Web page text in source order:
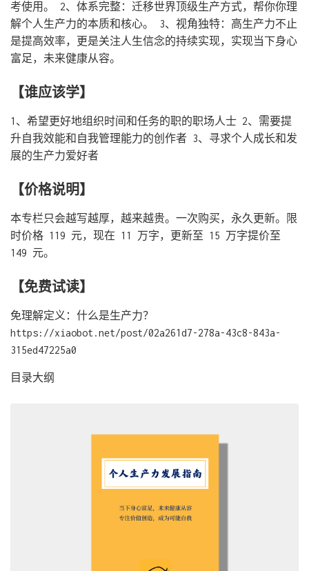
考使用。 2、体系完整：迁移世界顶级生产方式，帮你你理
解个人生产力的本质和核心。 3、视角独特：高生产力不止
是提高效率，更是关注人生信念的持续实现，实现当下身心
富足，未来健康从容。
【谁应该学】
1、希望更好地组织时间和任务的职的职场人士 2、需要提
升自我效能和自我管理能力的创作者 3、寻求个人成长和发
展的生产力爱好者
【价格说明】
本专栏只会越写越厚，越来越贵。一次购买，永久更新。限
时价格 119 元，现在 11 万字，更新至 15 万字提价至
149 元。
【免费试读】
免理解定义：什么是生产力？
https://xiaobot.net/post/02a261d7-278a-43c8-843a-
315ed47225a0
目录大纲